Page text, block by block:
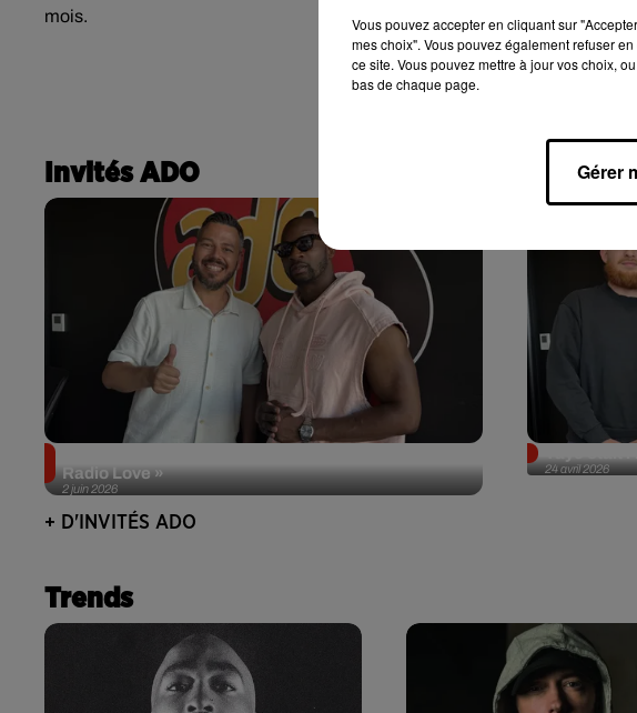
mois.
Invités ADO
2 juin 2026
Radio Love »
24 avril 2026
+ D'INVITÉS ADO
Trends
Vous pouvez accepter en cliquant sur
mes choix". Vous pouvez également refuser
ce site. Vous pouvez mettre à jour vos choix,
bas de chaque page.
Gérer